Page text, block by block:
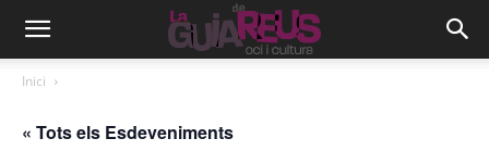
Inici
« Tots els Esdeveniments